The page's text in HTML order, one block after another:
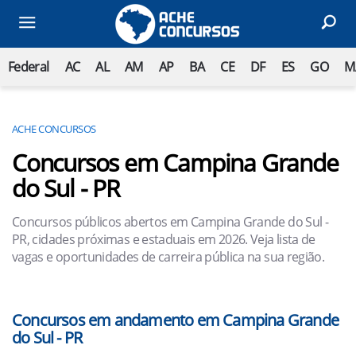
Federal AC AL AM AP BA CE DF ES GO
ACHE CONCURSOS
Concursos em Campina Grande
do Sul - PR
Concursos públicos abertos em Campina Grande do Sul -
PR, cidades próximas e estaduais em 2026. Veja lista de
vagas e oportunidades de carreira pública na sua região.
Concursos em andamento em Campina Grande
do Sul - PR